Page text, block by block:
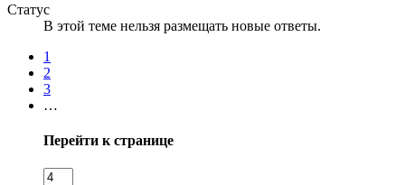
Статус
В этой теме нельзя размещать новые ответы.
1
2
3
…
Перейти к странице